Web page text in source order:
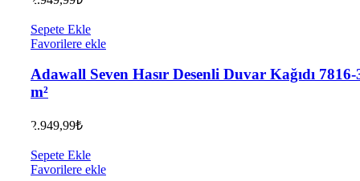
Sepete Ekle
Favorilere ekle
Adawall Seven Hasır Desenli Duvar Kağıdı 7816-
m²
2.949,99₺
Sepete Ekle
Favorilere ekle